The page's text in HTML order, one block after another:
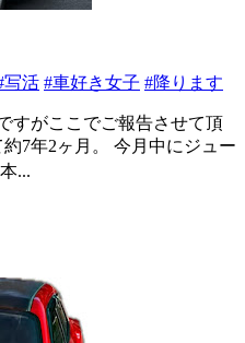
写活 #車好き女子 #降ります
すがここでご報告させて頂
7年2ヶ月。 今月中にジュー
...